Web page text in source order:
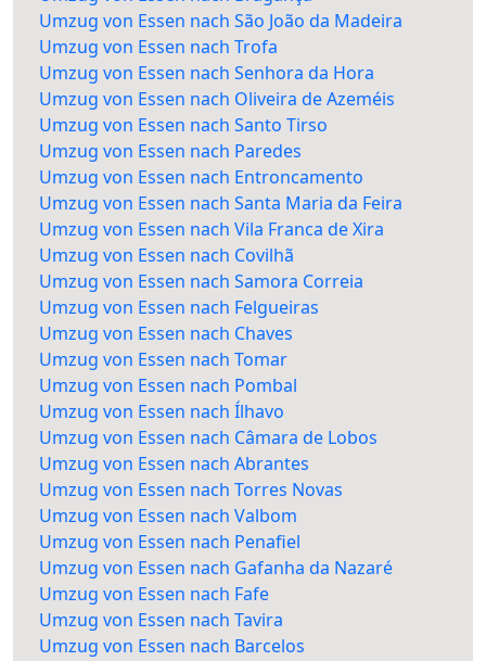
Umzug von Essen nach São João da Madeira
Umzug von Essen nach Trofa
Umzug von Essen nach Senhora da Hora
Umzug von Essen nach Oliveira de Azeméis
Umzug von Essen nach Santo Tirso
Umzug von Essen nach Paredes
Umzug von Essen nach Entroncamento
Umzug von Essen nach Santa Maria da Feira
Umzug von Essen nach Vila Franca de Xira
Umzug von Essen nach Covilhã
Umzug von Essen nach Samora Correia
Umzug von Essen nach Felgueiras
Umzug von Essen nach Chaves
Umzug von Essen nach Tomar
Umzug von Essen nach Pombal
Umzug von Essen nach Ílhavo
Umzug von Essen nach Câmara de Lobos
Umzug von Essen nach Abrantes
Umzug von Essen nach Torres Novas
Umzug von Essen nach Valbom
Umzug von Essen nach Penafiel
Umzug von Essen nach Gafanha da Nazaré
Umzug von Essen nach Fafe
Umzug von Essen nach Tavira
Umzug von Essen nach Barcelos